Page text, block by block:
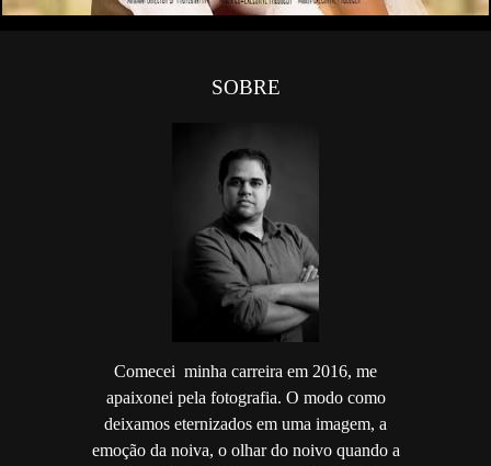
SOBRE
Comecei minha carreira em 2016, me
apaixonei pela fotografia. O modo como
deixamos eternizados em uma imagem, a
emoção da noiva, o olhar do noivo quando a